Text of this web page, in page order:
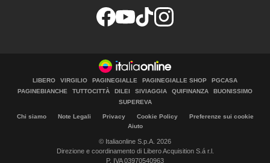
LIBERO VIRGILIO PAGINEGIALLE PAGINEGIALLE SHOP
PGCASA
PAGINEBIANCHE
TUTTOCITTÀ DILEI SIVIAGGIA QUIFINANZA
BUONISSIMO
SUPEREVA
Chi siamo Note Legali Privacy Cookie Policy
Preferenze sui cookie
Aiuto
© Italiaonline S.p.A. 2026
Direzione e coordinamento di Libero Acquisition S.á r.l.
P. IVA 03970540963